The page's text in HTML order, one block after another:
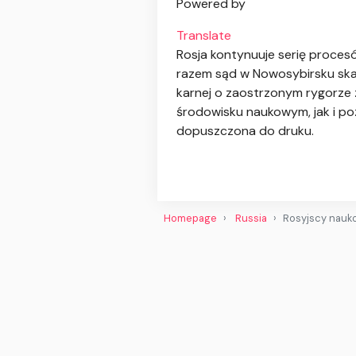
Powered by
Translate
Rosja kontynuuje serię
razem sąd w Nowosybirsku
karnej o zaostrzonym rygorze
środowisku naukowym, jak i
dopuszczona do druku.
Homepage Russia Rosyjscy